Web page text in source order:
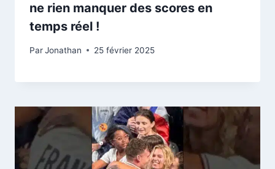
ne rien manquer des scores en
temps réel !
ParJonathan 25 février 2025